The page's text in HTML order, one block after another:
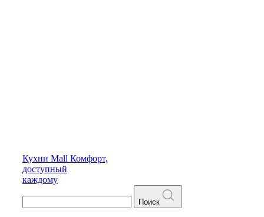
Кухни Mall Комфорт,
доступный
каждому
Поиск